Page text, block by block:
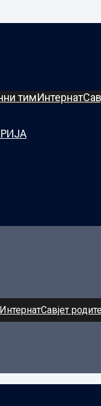
тимИнтернат
ИнтернатСавјет